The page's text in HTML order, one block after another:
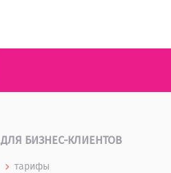
ДЛЯ БИЗНЕС-КЛИЕНТОВ
тарифы